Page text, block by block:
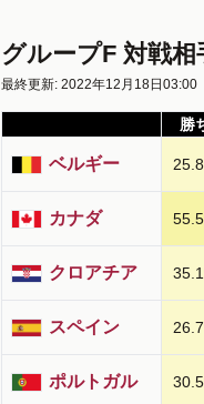
グループF 対戦
最終更新: 2022年12月18日03:00
勝
ベルギー 25.8
カナダ 55.5
クロアチア 35.1
スペイン 26.7
ポルトガル 30.5